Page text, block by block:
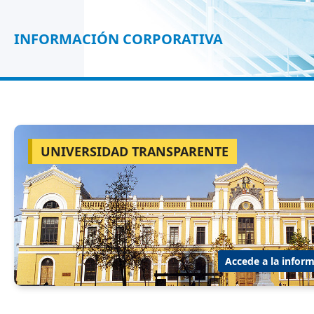
INFORMACIÓN CORPORATIVA
UNIVERSIDAD TRANSPARENTE
Accede a la